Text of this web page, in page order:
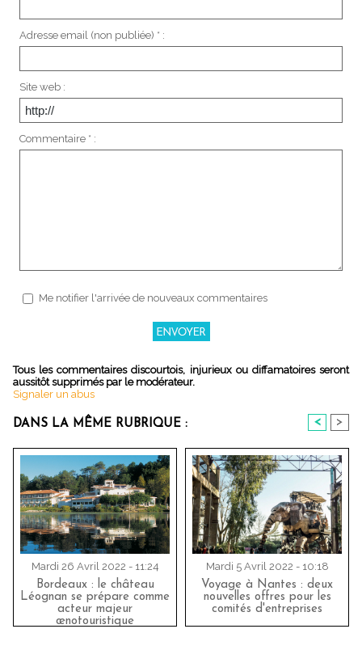
Adresse email (non publiée) * :
Site web :
Commentaire * :
Me notifier l'arrivée de nouveaux commentaires
Tous les commentaires discourtois, injurieux ou diffamatoires seront
aussitôt supprimés par le modérateur.
Signaler un abus
DANS LA MÊME RUBRIQUE : < >
Mardi 26 Avril 2022 - 11:24
Bordeaux : le château
Léognan se prépare comme
acteur majeur
œnotouristique
Mardi 5 Avril 2022 - 10:18
Voyage à Nantes : deux
nouvelles offres pour les
comités d'entreprises